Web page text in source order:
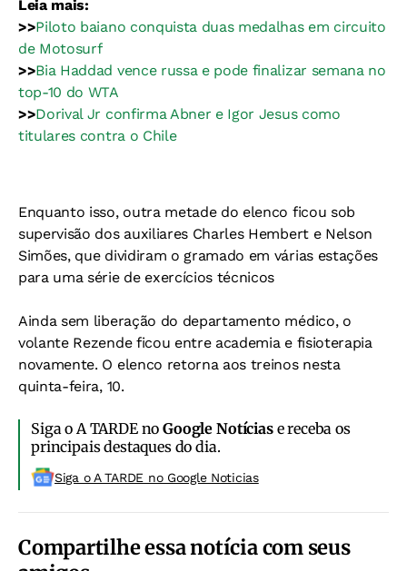
Leia mais:
>>Piloto baiano conquista duas medalhas em circuito
de Motosurf
>>Bia Haddad vence russa e pode finalizar semana no
top-10 do WTA
>>Dorival Jr confirma Abner e Igor Jesus como
titulares contra o Chile
Enquanto isso, outra metade do elenco ficou sob
supervisão dos auxiliares Charles Hembert e Nelson
Simões, que dividiram o gramado em várias estações
para uma série de exercícios técnicos
Ainda sem liberação do departamento médico, o
volante Rezende ficou entre academia e fisioterapia
novamente. O elenco retorna aos treinos nesta
quinta-feira, 10.
Siga o A TARDE noGoogle Notíciase receba os
principais destaques do dia.
Siga o A TARDE no Google Noticias
Compartilhe essa notícia com seus